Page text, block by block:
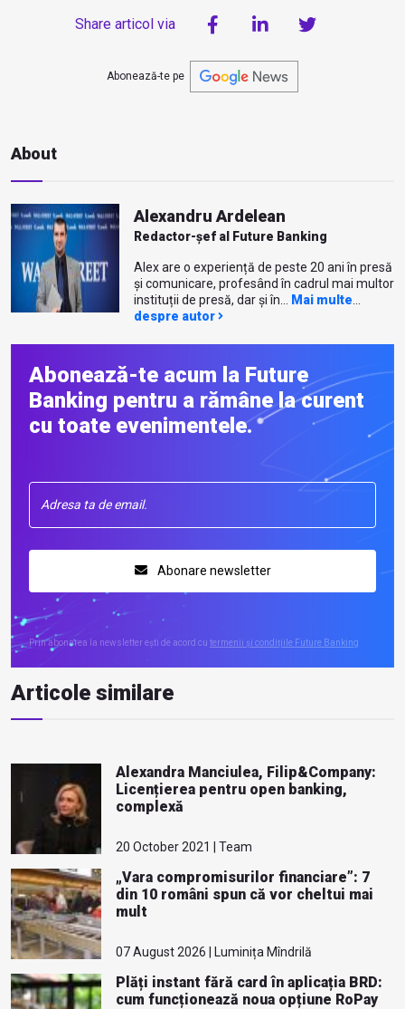
Share articol via
Abonează-te pe
About
Alexandru Ardelean
Redactor-șef al Future Banking
Alex are o experiență de peste 20 ani în presă
și comunicare, profesând în cadrul mai multor
instituții de presă, dar și în... Mai multe
despre autor
Abonează-te acum la Future
Banking pentru a rămâne la curent
cu toate evenimentele.
Abonare newsletter
Prin abonarea la newsletter ești de acord cu termenii și condițiile Future Banking
Articole similare
Alexandra Manciulea, Filip&Company:
Licențierea pentru open banking,
complexă
20 October 2021 | Team
„Vara compromisurilor financiare”: 7
din 10 români spun că vor cheltui mai
mult
07 August 2026 | Luminița Mîndrilă
Plăți instant fără card în aplicația BRD:
cum funcționează noua opțiune RoPay